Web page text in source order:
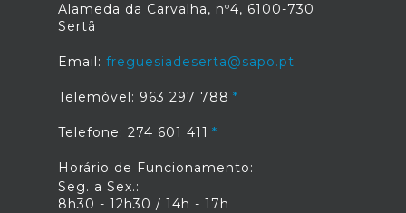
Alameda da Carvalha, nº4, 6100-730
Sertã
Email: freguesiadeserta@sapo.pt
Telemóvel: 963 297 788
Telefone: 274 601 411
Horário de Funcionamento:
Seg. a Sex.:
8h30 - 12h30 / 14h - 17h